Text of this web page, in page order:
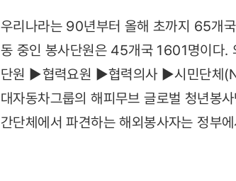
우리나라는 90년부터 올해 초까지 65개
동 중인 봉사단원은 45개국 1601명이다
단원 ▶협력요원 ▶협력의사 ▶시민단체
대자동차그룹의 해피무브 글로벌 청년봉
간단체에서 파견하는 해외봉사자는 정부